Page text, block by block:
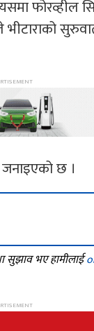
फोरव्हील
छ ।
सुझाव भए हामीलाई